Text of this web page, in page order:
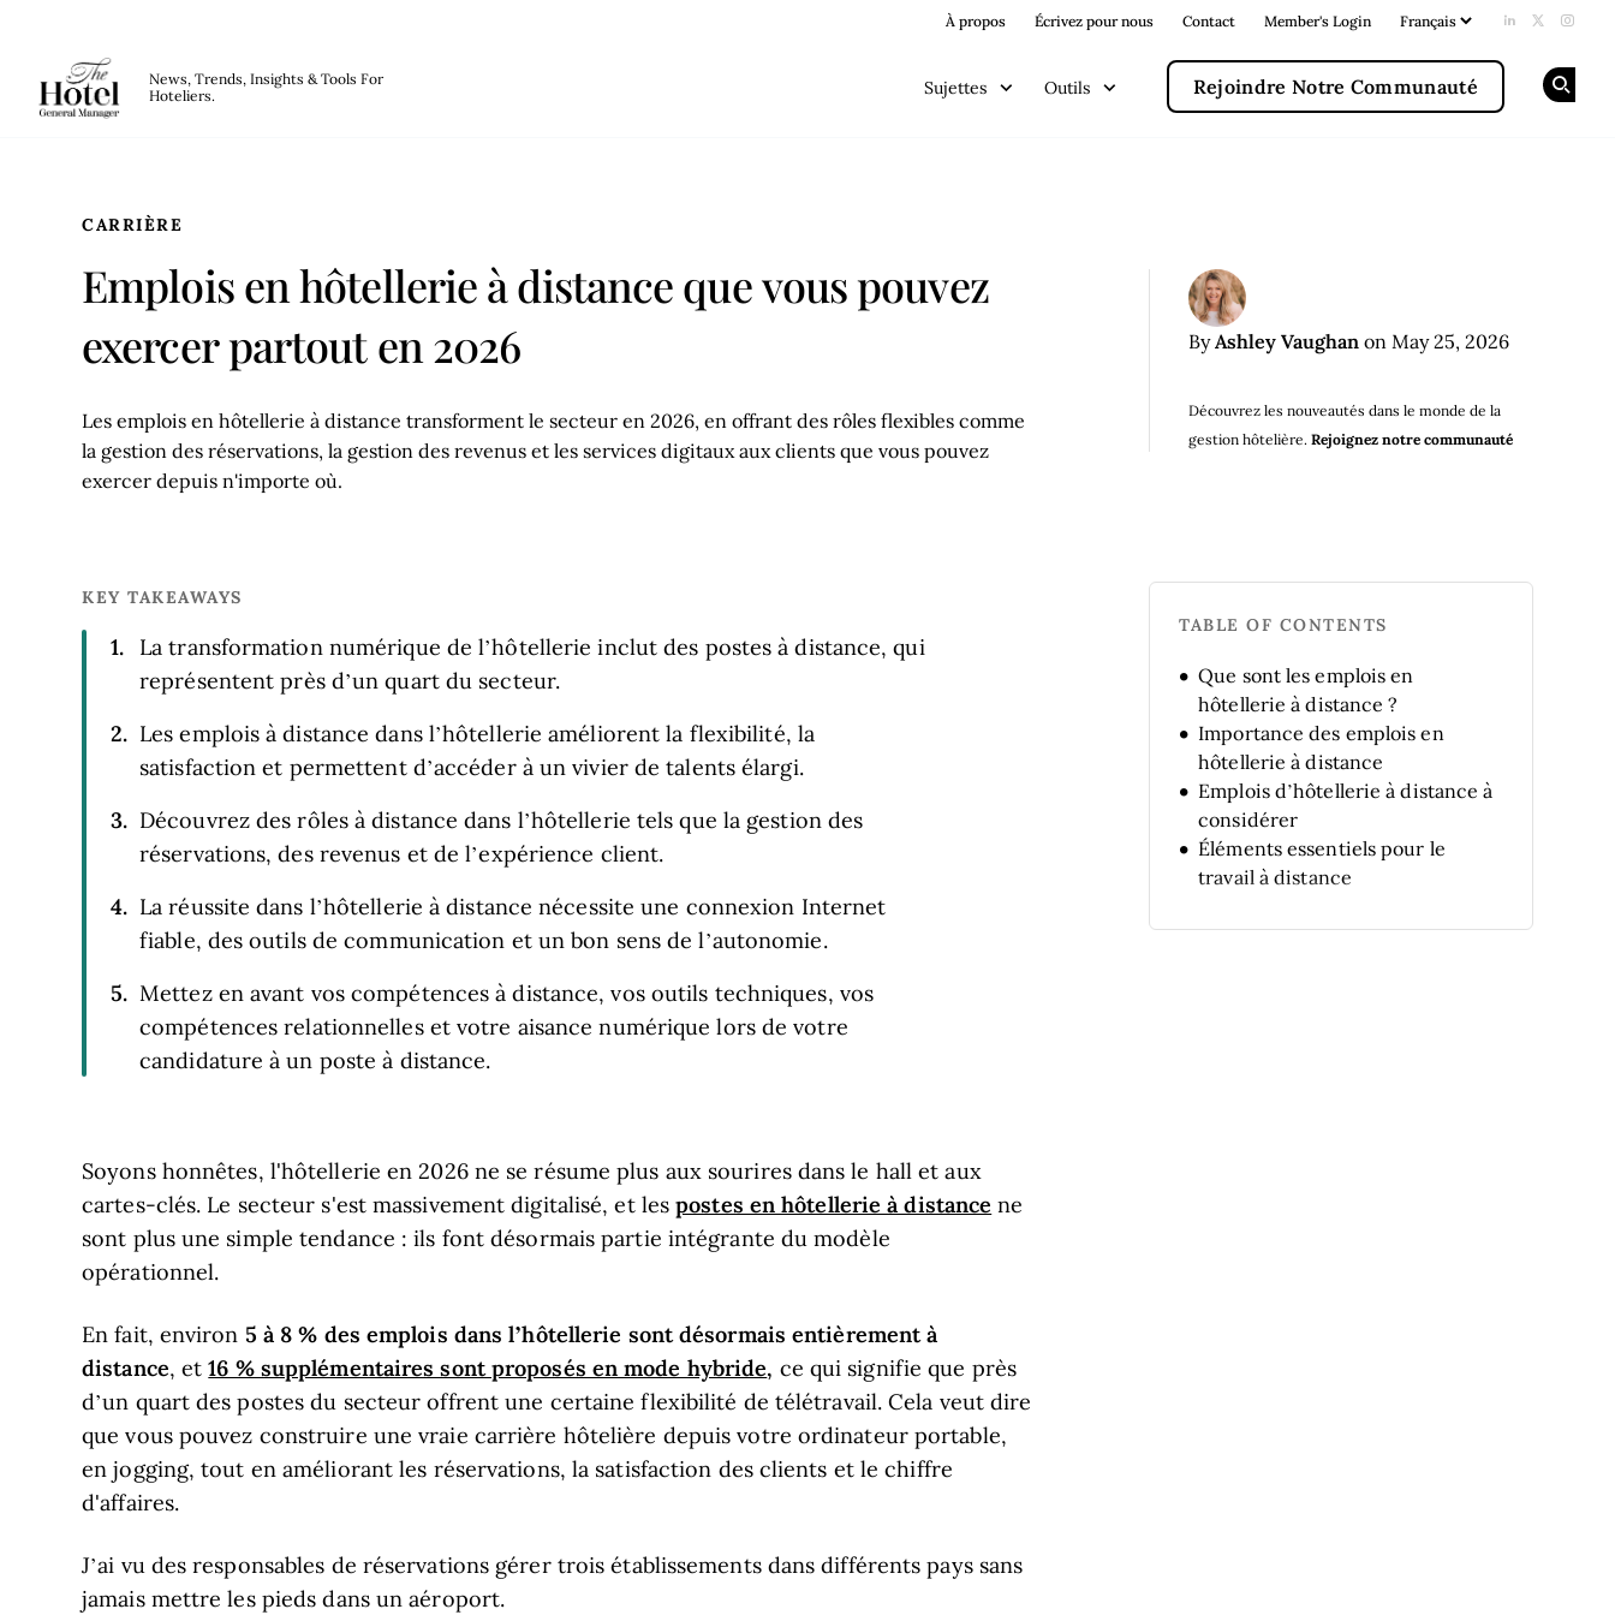
À propos Écrivez pour nous Contact Member's Login Add us on
Follow
News, Trends, Insights & Tools For
Hoteliers.
Sujettes Outils Rejoindre Notre Communauté
CARRIÈRE
Emplois en hôtellerie à distance que vous pouvez
exercer partout en 2026
ByAshley Vaughanon May 25, 2026
Découvrez les nouveautés dans le monde de la
gestion hôtelière. Rejoignez notre communauté
Les emplois en hôtellerie à distance transforment le secteur en 2026, en offrant des rôles flexibles comme
la gestion des réservations, la gestion des revenus et les services digitaux aux clients que vous pouvez
exercer depuis n'importe où.
KEY TAKEAWAYS
La transformation numérique de l’hôtellerie inclut des postes à distance, qui
représentent près d’un quart du secteur.
Les emplois à distance dans l’hôtellerie améliorent la flexibilité, la
satisfaction et permettent d’accéder à un vivier de talents élargi.
Découvrez des rôles à distance dans l’hôtellerie tels que la gestion des
réservations, des revenus et de l’expérience client.
La réussite dans l’hôtellerie à distance nécessite une connexion Internet
fiable, des outils de communication et un bon sens de l’autonomie.
Mettez en avant vos compétences à distance, vos outils techniques, vos
compétences relationnelles et votre aisance numérique lors de votre
candidature à un poste à distance.
Soyons honnêtes, l'hôtellerie en 2026 ne se résume plus aux sourires dans le hall et aux
cartes-clés. Le secteur s'est massivement digitalisé, et lespostes en hôtellerie à distance ne
sont plus une simple tendance : ils font désormais partie intégrante du modèle
opérationnel.
En fait, environ 5 à 8 % des emplois dans l’hôtellerie sont désormais entièrement à
distance, et16 % supplémentaires sont proposés en mode hybride, ce qui signifie que près
d’un quart des postes du secteur offrent une certaine flexibilité de télétravail. Cela veut dire
que vous pouvez construire une vraie carrière hôtelière depuis votre ordinateur portable,
en jogging, tout en améliorant les réservations, la satisfaction des clients et le chiffre
d'affaires.
J’ai vu des responsables de réservations gérer trois établissements dans différents pays sans
jamais mettre les pieds dans un aéroport.
TABLE OF CONTENTS
Que sont les emplois en
hôtellerie à distance ?
Importance des emplois en
hôtellerie à distance
Emplois d’hôtellerie à distance à
considérer
Éléments essentiels pour le
travail à distance